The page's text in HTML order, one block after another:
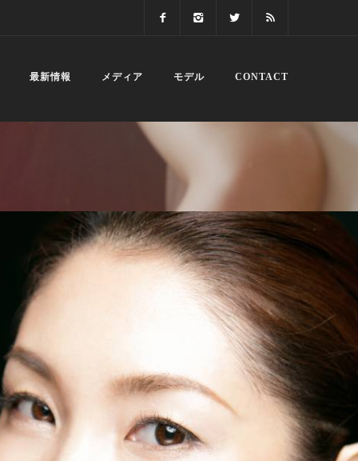
最新情報 メディア モデル CONTACT